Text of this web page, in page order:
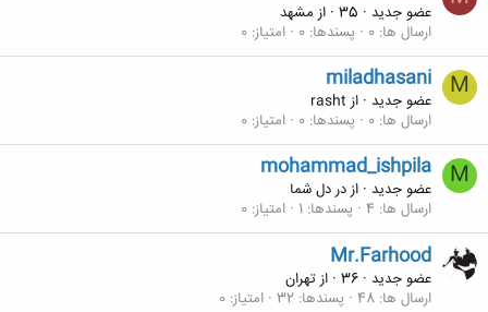
عضو جدید ·
· از مشهد
ارسال ها 0 پسندها 0 امتیاز 0
M
miladhasani
عضو جدید · از rasht
ارسال ها 0 پسندها 0 امتیاز 0
M
mohammad_ishpila
عضو جدید · ازدر دل شما
ارسال ها 4 پسندها 1 امتیاز 0
Mr.Farhood
عضو جدید ·
· ازتهران
ارسال ها 48 پسندها 32 امتیاز 0